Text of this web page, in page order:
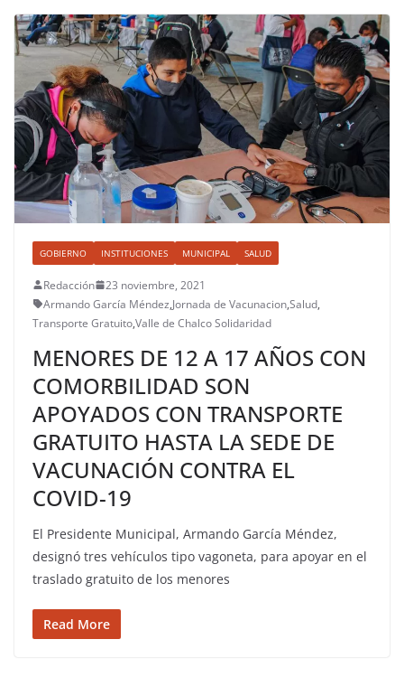
GOBIERNO INSTITUCIONES MUNICIPAL SALUD
Redacción
23 noviembre, 2021
Armando García Méndez,Jornada de Vacunacion,Salud,
Transporte Gratuito,Valle de Chalco Solidaridad
MENORES DE 12 A 17 AÑOS CON
COMORBILIDAD SON
APOYADOS CON TRANSPORTE
GRATUITO HASTA LA SEDE DE
VACUNACIÓN CONTRA EL
COVID-19
El Presidente Municipal, Armando García Méndez,
designó tres vehículos tipo vagoneta, para apoyar en el
traslado gratuito de los menores
Read More